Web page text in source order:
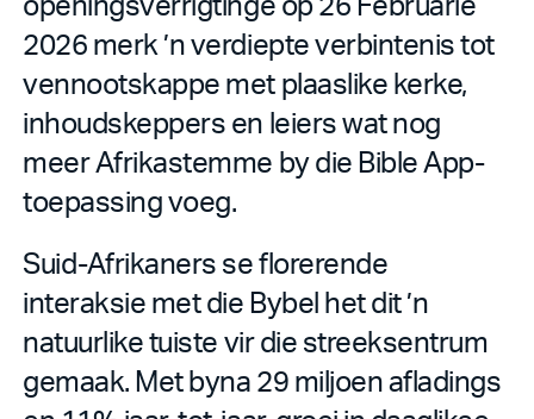
2026 merk ’n verdiepte verbintenis tot
vennootskappe met plaaslike kerke,
inhoudskeppers en leiers wat nog
meer Afrikastemme by die Bible App-
toepassing voeg.
Suid-Afrikaners se florerende
interaksie met die Bybel het dit ’n
natuurlike tuiste vir die streeksentrum
gemaak. Met byna 29 miljoen afladings